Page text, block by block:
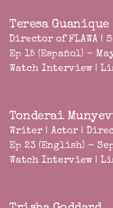
Teresa Guanique
Director of FLAWA |
Ep 15 (Español) -
Watch Interview |
Tonderai
Writer | Actor |
Ep 23 (English) -
Watch Interview |